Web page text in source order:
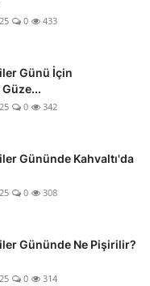
0 433
Günü İçin
0 342
Gününde Kahvaltı'da
0 308
Gününde Ne Pişirilir?
0 314